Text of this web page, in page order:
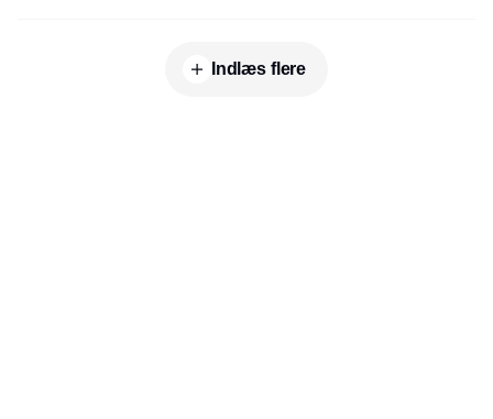
Indlæs flere